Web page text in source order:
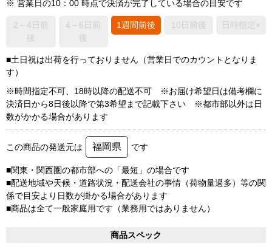
※ 営業日の10：00 時点で決済が完了している場合の目安です
2～4日前
後
4～6日前
後
1週間前後 10日前後 日時指定×
■土日祝は出荷を行っておりません（営業日でのカウントとなりま
す）
※時間指定不可、18時以降の配送不可 ※お届け希望日は備考欄に
決済日から8日後以降で第3希望まで記載下さい ※都市部以外は日
数がかかる場合があります
この商品の発送元は 福岡県 です
■関東・関西圏の都市部への「最短」の場合です
■配送地域や天候・道路状況・配送会社の事情（荷物量過多）等の関
係で目安より日数が掛かる場合があります
■商品は全て一般家庭用です（業務用ではありません）
商品スペック